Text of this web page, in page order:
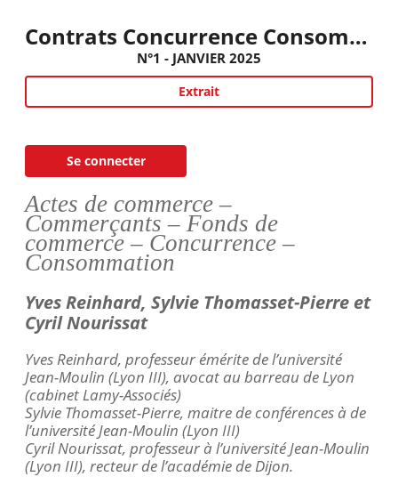
Contrats Concurrence Consommation
N°1 - JANVIER 2025
Extrait
Se connecter
Actes de commerce –
Commerçants – Fonds de
commerce – Concurrence –
Consommation
Yves Reinhard, Sylvie Thomasset-Pierre et
CyrilNourissat
Yves Reinhard, professeur émérite de l’université
Jean-Moulin (Lyon III), avocat au barreau de Lyon
(cabinet Lamy-Associés)
Sylvie Thomasset-Pierre, maitre de conférences à de
l’université Jean-Moulin (Lyon III)
CyrilNourissat, professeur à l’université Jean-Moulin
(Lyon III), recteur de l’académie de Dijon.